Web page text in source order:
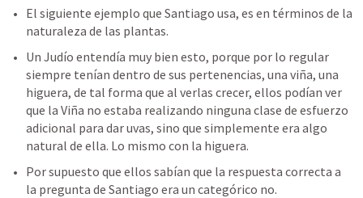
El siguiente ejemplo que Santiago usa, es en términos de la
naturaleza de las plantas.
Un Judío entendía muy bien esto, porque por lo regular
siempre tenían dentro de sus pertenencias, una viña, una
higuera, de tal forma que al verlas crecer, ellos podían ver
que la Viña no estaba realizando ninguna clase de esfuerzo
adicional para dar uvas, sino que simplemente era algo
natural de ella. Lo mismo con la higuera.
Por supuesto que ellos sabían que la respuesta correcta a
la pregunta de Santiago era un categórico no.